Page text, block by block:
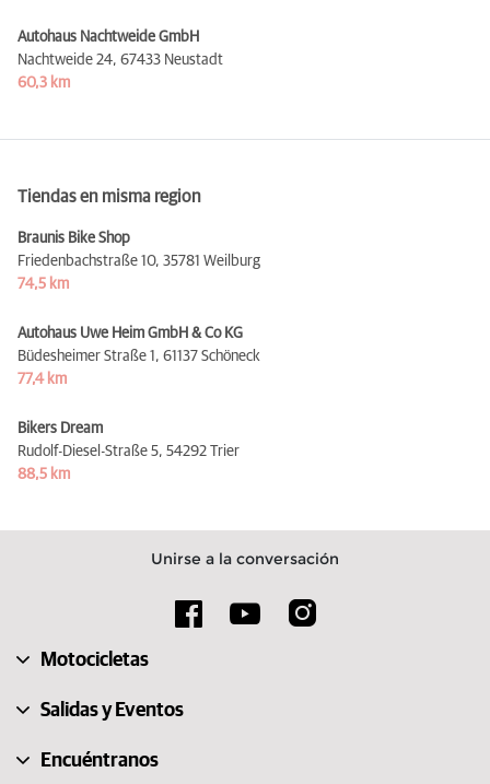
Autohaus Nachtweide GmbH
Nachtweide 24, 67433 Neustadt
60,3 km
Tiendas en misma region
Braunis Bike Shop
Friedenbachstraße 10, 35781 Weilburg
74,5 km
Autohaus Uwe Heim GmbH & Co KG
Büdesheimer Straße 1, 61137 Schöneck
77,4 km
Bikers Dream
Rudolf-Diesel-Straße 5, 54292 Trier
88,5 km
Unirse a la conversación
Motocicletas
Salidas y Eventos
Encuéntranos